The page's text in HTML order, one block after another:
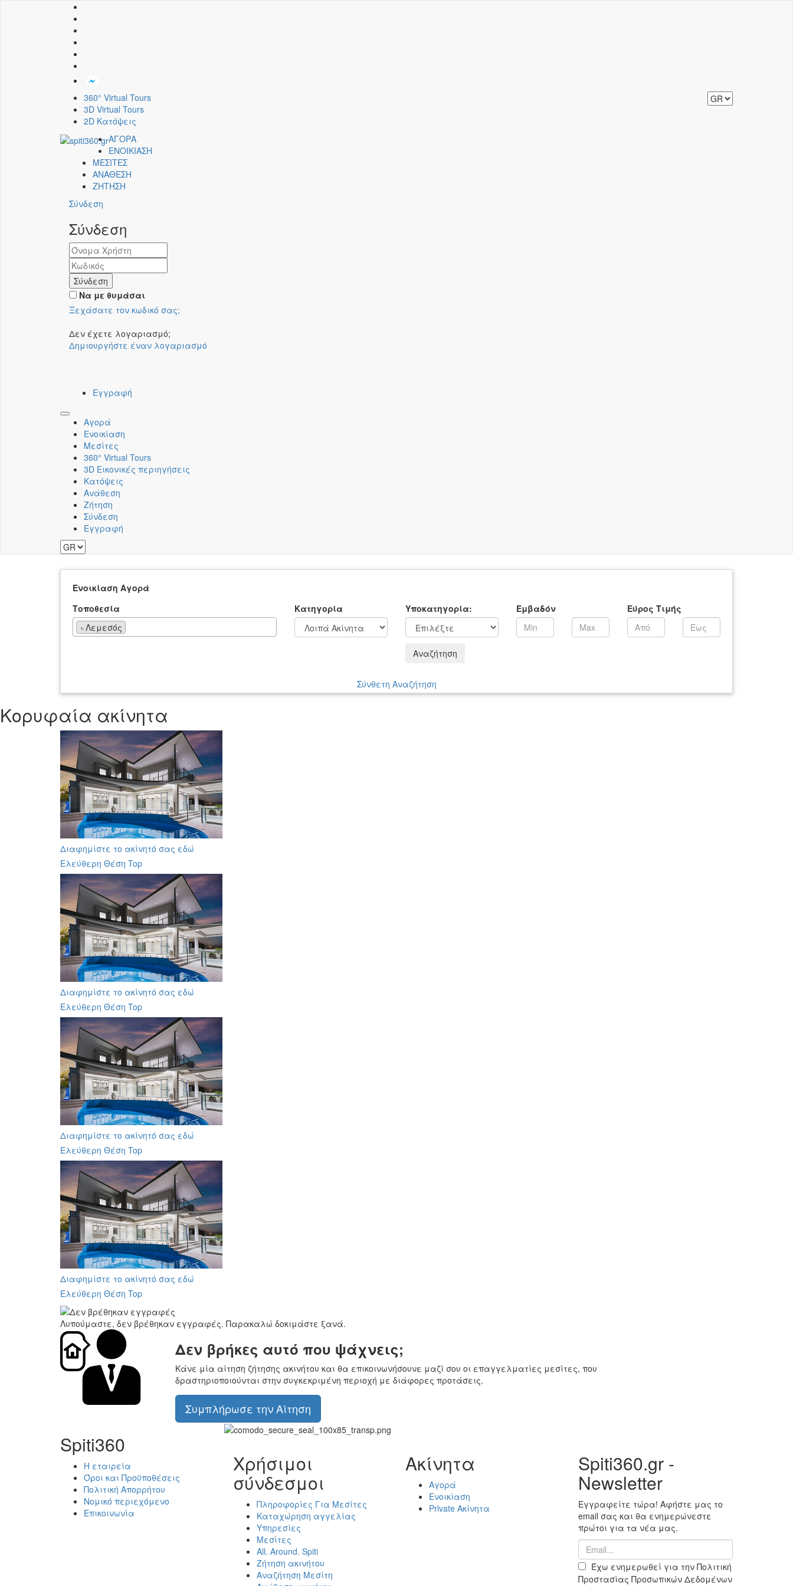
360° Virtual Tours
3D Virtual Tours
2D Κατόψεις
ΑΓΟΡΑ
ΕΝΟΙΚΙΑΣΗ
ΜΕΣΙΤΕΣ
ΑΝΑΘΕΣΗ
ΖΗΤΗΣΗ
Σύνδεση
Σύνδεση
Σύνδεση
Να με θυμάσαι
Ξεχάσατε τον κωδικό σας;
Δεν έχετε λογαριασμό;
Δημιουργήστε έναν λογαριασμό
Εγγραφή
Toggle
navigation
Αγορά
Ενοικίαση
Μεσίτες
360° Virtual Tours
3D Εικονικές περιηγήσεις
Κατόψεις
Ανάθεση
Ζήτηση
Σύνδεση
Εγγραφή
Ενοικίαση Αγορά
Τοποθεσία
×Λεμεσός
Κατηγορία Υποκατηγορία: Εμβαδόν Εύρος Τιμής
Αναζήτηση
Σύνθετη Αναζήτηση
Κορυφαία ακίνητα
Διαφημίστε το ακίνητό σας εδώ
Ελεύθερη Θέση Top
Διαφημίστε το ακίνητό σας εδώ
Ελεύθερη Θέση Top
Διαφημίστε το ακίνητό σας εδώ
Ελεύθερη Θέση Top
Διαφημίστε το ακίνητό σας εδώ
Ελεύθερη Θέση Top
Λυπούμαστε, δεν βρέθηκαν εγγραφές. Παρακαλώ δοκιμάστε ξανά.
Δεν βρήκες αυτό που ψάχνεις;
Κάνε μία αίτηση ζήτησης ακινήτου και θα επικοινωνήσουνε μαζί σου οι επαγγελματίες μεσίτες, που
δραστηριοποιούνται στην συγκεκριμένη περιοχή με διάφορες προτάσεις.
Συμπλήρωσε την Αίτηση
Spiti360
Η εταιρεία
Όροι και Προϋποθέσεις
Πολιτική Απορρήτου
Νομικό περιεχόμενο
Επικοινωνία
Χρήσιμοι
σύνδεσμοι
Πληροφορίες Για Μεσίτες
Καταχώρηση αγγελίας
Υπηρεσίες
Μεσίτες
All. Around. Spiti
Ζήτηση ακινήτου
Αναζήτηση Μεσίτη
Ακίνητα
Αγορά
Ενοικίαση
Private Ακίνητα
Spiti360.gr -
Newsletter
Εγγραφείτε τώρα! Αφήστε μας το
email σας και θα ενημερώνεστε
πρώτοι για τα νέα μας.
Έχω ενημερωθεί για την Πολιτική
Προστασίας Προσωπικών Δεδομένων